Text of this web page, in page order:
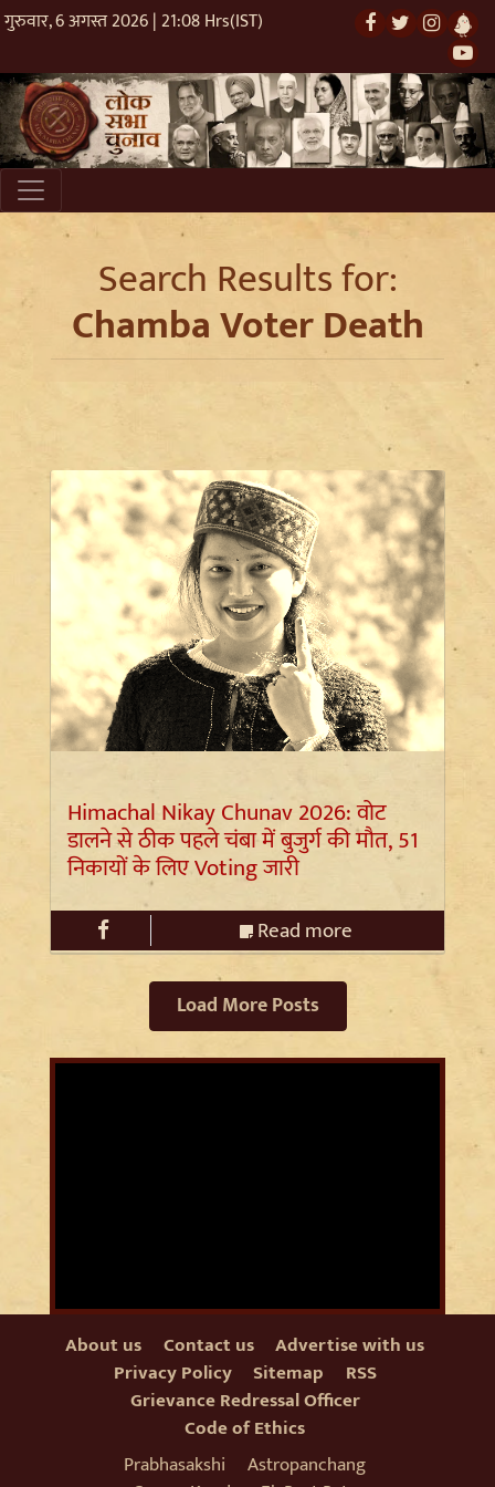
गुरुवार, 6 अगस्त 2026 | 21:08 Hrs(IST)
Search Results for:
Chamba Voter Death
Himachal Nikay Chunav 2026: वोट
डालने से ठीक पहले चंबा में बुजुर्ग की मौत, 51
निकायों के लिए Voting जारी
Read more
Load More Posts
About us Contact us
Advertise with us
Privacy Policy
Sitemap
RSS
Grievance Redressal Officer
Code of Ethics
Prabhasakshi
Astropanchang